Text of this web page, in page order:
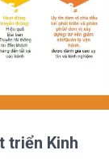
triển Kinh